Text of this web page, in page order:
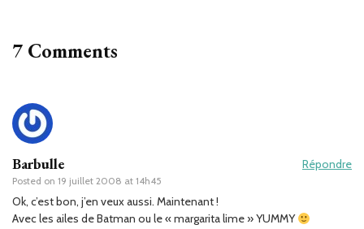
7 Comments
Barbulle
Posted on 19 juillet 2008 at 14h45
Répondre
Ok, c’est bon, j’en veux aussi. Maintenant !
Avec les ailes de Batman ou le « margarita lime » YUMMY